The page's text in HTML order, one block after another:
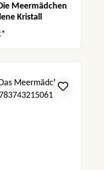
Meermädchen
Kristall